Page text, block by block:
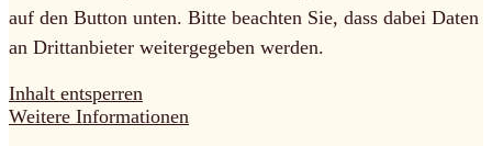
auf den Button unten. Bitte beachten Sie, dass dabei Daten
an Drittanbieter weitergegeben werden.
Inhalt entsperren
Weitere Informationen